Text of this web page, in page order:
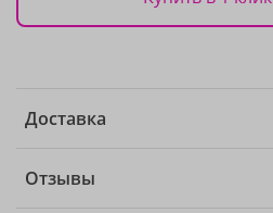
Доставка
Отзывы